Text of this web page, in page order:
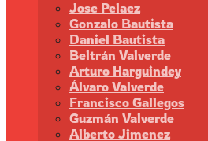
Jose Pelaez
Gonzalo Bautista
Daniel Bautista
Beltrán Valverde
Arturo Harguindey
Álvaro Valverde
Francisco Gallegos
Guzmán Valverde
Alberto Jimenez